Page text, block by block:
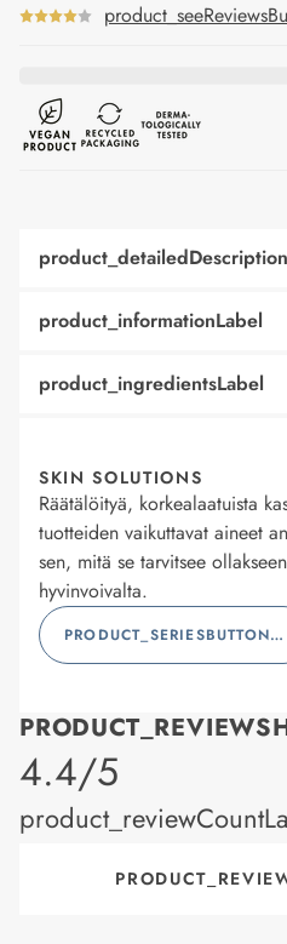
product_informationLabel
product_ingredientsLabel
SKIN SOLUTIONS
Räätälöityä, korkealaatuista
tuotteiden vaikuttavat aineet
sen, mitä se tarvitsee
hyvinvoivalta.
PRODUCT_SERIESBUTTONLABEL
product_rating
4.4/5